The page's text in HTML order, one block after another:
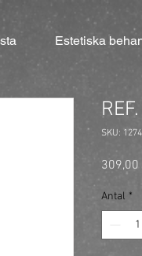
Estetiska
SKU: 1274
Antal *